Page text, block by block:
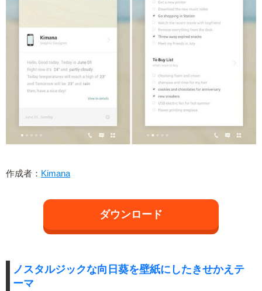
作成者： Kimana
ダウンロード
ノスタルジックな向日葵を壁紙にしたきせかえテ
ーマ